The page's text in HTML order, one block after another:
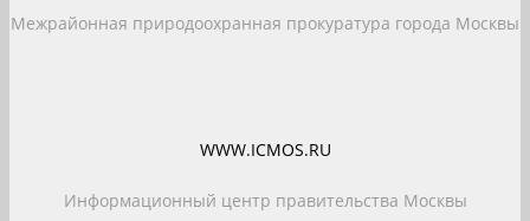
Межрайонная природоохранная прокуратура города Москвы
WWW.ICMOS.RU
Информационный центр правительства Москвы